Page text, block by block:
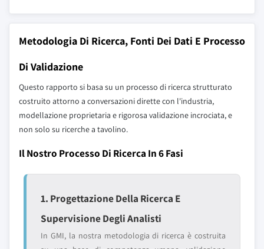
Metodologia Di Ricerca, Fonti Dei Dati E Processo
Di Validazione
Questo rapporto si basa su un processo di ricerca strutturato
costruito attorno a conversazioni dirette con l'industria,
modellazione proprietaria e rigorosa validazione incrociata, e
non solo su ricerche a tavolino.
Il Nostro Processo Di Ricerca In 6 Fasi
1. Progettazione Della Ricerca E
Supervisione Degli Analisti
In GMI, la nostra metodologia di ricerca è costruita